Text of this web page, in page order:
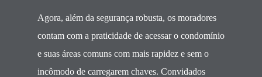
Agora, além da segurança robusta, os moradores
contam com a praticidade de acessar o condomínio
e suas áreas comuns com mais rapidez e sem o
incômodo de carregarem chaves. Convidados